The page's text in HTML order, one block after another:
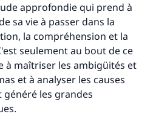
approfondie qui prend à
sa vie à passer dans la
la compréhension et la
seulement au bout de ce
à maîtriser les ambigüités et
et à analyser les causes
les grandes